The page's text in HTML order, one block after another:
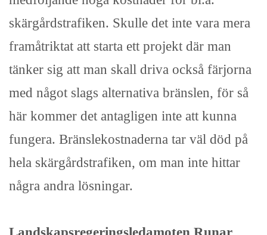
skärgårdstrafiken. Skulle det inte vara mera
framåtriktat att starta ett projekt där man
tänker sig att man skall driva också färjorna
med något slags alternativa bränslen, för så
här kommer det antagligen inte att kunna
fungera. Bränslekostnaderna tar väl död på
hela skärgårdstrafiken, om man inte hittar
några andra lösningar.